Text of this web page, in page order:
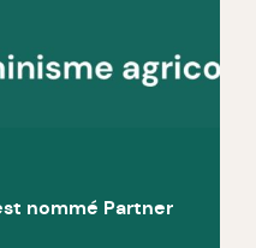
nommé Partner